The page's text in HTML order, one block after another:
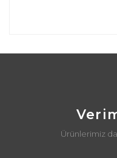
Görüş ve önerileriniz
Ürün resmi
Ürün bilgilerinde
Ürün fiyatı diğer
Ürünlerimiz